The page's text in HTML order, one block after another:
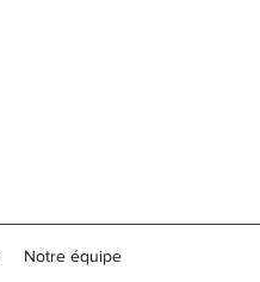
Notre équipe